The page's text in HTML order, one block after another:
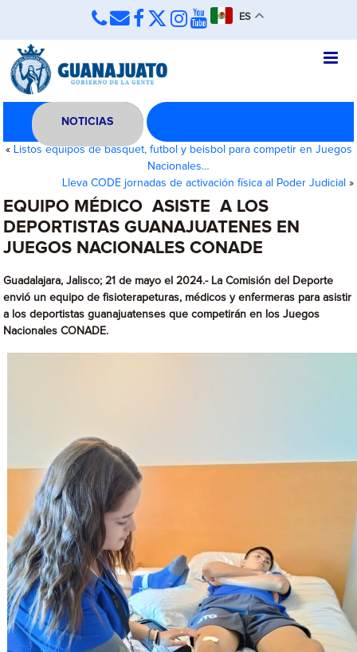
ES
NOTICIAS
« Listos equipos de básquet, futbol y beisbol para competir en Juegos
Nacionales…
Lleva CODE jornadas de activación física al Poder Judicial »
EQUIPO MÉDICO ASISTE A LOS
DEPORTISTAS GUANAJUATENES EN
JUEGOS NACIONALES CONADE
Guadalajara, Jalisco; 21 de mayo el 2024.- La Comisión del Deporte
envió un equipo de fisioterapeturas, médicos y enfermeras para asistir
a los deportistas guanajuatenses que competirán en los Juegos
Nacionales CONADE.